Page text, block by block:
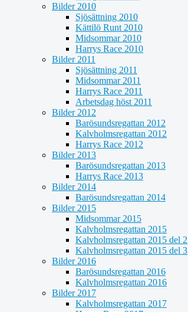
Bilder 2010
Sjösättning 2010
Kättilö Runt 2010
Midsommar 2010
Harrys Race 2010
Bilder 2011
Sjösättning 2011
Midsommar 2011
Harrys Race 2011
Arbetsdag höst 2011
Bilder 2012
Barösundsregattan 2012
Kalvholmsregattan 2012
Harrys Race 2012
Bilder 2013
Barösundsregattan 2013
Harrys Race 2013
Bilder 2014
Barösundsregattan 2014
Bilder 2015
Midsommar 2015
Kalvholmsregattan 2015
Kalvholmsregattan 2015 del 2
Kalvholmsregattan 2015 del 3
Bilder 2016
Barösundsregattan 2016
Kalvholmsregattan 2016
Bilder 2017
Kalvholmsregattan 2017